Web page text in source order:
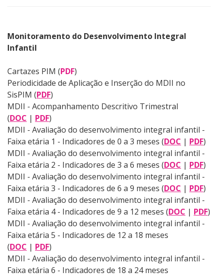
Monitoramento do Desenvolvimento Integral
Infantil
Cartazes PIM (PDF)
Periodicidade de Aplicação e Inserção do MDII no
SisPIM (PDF)
MDII - Acompanhamento Descritivo Trimestral
(DOC | PDF)
MDII - Avaliação do desenvolvimento integral infantil -
Faixa etária 1 - Indicadores de 0 a 3 meses (DOC | PDF)
MDII - Avaliação do desenvolvimento integral infantil -
Faixa etária 2 - Indicadores de 3 a 6 meses (DOC | PDF)
MDII - Avaliação do desenvolvimento integral infantil -
Faixa etária 3 - Indicadores de 6 a 9 meses (DOC | PDF)
MDII - Avaliação do desenvolvimento integral infantil -
Faixa etária 4 - Indicadores de 9 a 12 meses (DOC | PDF)
MDII - Avaliação do desenvolvimento integral infantil -
Faixa etária 5 - Indicadores de 12 a 18 meses
(DOC | PDF)
MDII - Avaliação do desenvolvimento integral infantil -
Faixa etária 6 - Indicadores de 18 a 24 meses